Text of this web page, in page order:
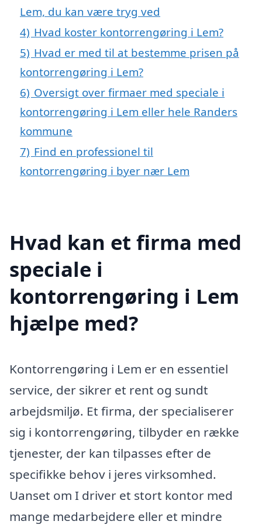
Lem, du kan være tryg ved
4) Hvad koster kontorrengøring i Lem?
5) Hvad er med til at bestemme prisen på
kontorrengøring i Lem?
6) Oversigt over firmaer med speciale i
kontorrengøring i Lem eller hele Randers
kommune
7) Find en professionel til
kontorrengøring i byer nær Lem
Hvad kan et firma med
speciale i
kontorrengøring i Lem
hjælpe med?
Kontorrengøring i Lem er en essentiel
service, der sikrer et rent og sundt
arbejdsmiljø. Et firma, der specialiserer
sig i kontorrengøring, tilbyder en række
tjenester, der kan tilpasses efter de
specifikke behov i jeres virksomhed.
Uanset om I driver et stort kontor med
mange medarbejdere eller et mindre